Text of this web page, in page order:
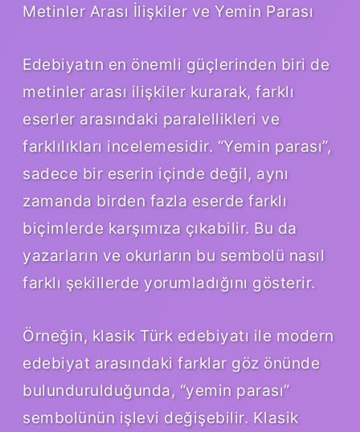
Metinler Arası İlişkiler ve Yemin Parası
Edebiyatın en önemli güçlerinden biri de
metinler arası ilişkiler kurarak, farklı
eserler arasındaki paralellikleri ve
farklılıkları incelemesidir. “Yemin parası”,
sadece bir eserin içinde değil, aynı
zamanda birden fazla eserde farklı
biçimlerde karşımıza çıkabilir. Bu da
yazarların ve okurların bu sembolü nasıl
farklı şekillerde yorumladığını gösterir.
Örneğin, klasik Türk edebiyatı ile modern
edebiyat arasındaki farklar göz önünde
bulundurulduğunda, “yemin parası”
sembolünün işlevi değişebilir. Klasik